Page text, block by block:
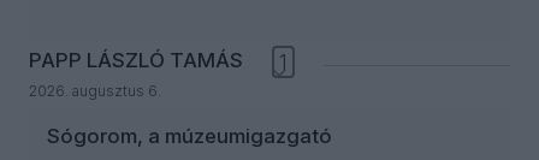
PAPP LÁSZLÓ TAMÁS
2026. augusztus 6.
1
Sógorom, a múzeumigazgató